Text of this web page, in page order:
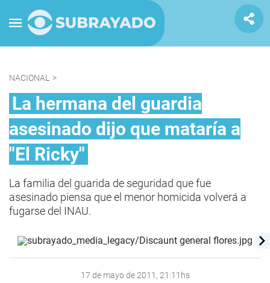
NACIONAL >
La hermana del guardia
asesinado dijo que mataría a
"El Ricky"
La familia del guarida de seguridad que fue
asesinado piensa que el menor homicida volverá a
fugarse del INAU.
17 de mayo de 2011, 21:11hs